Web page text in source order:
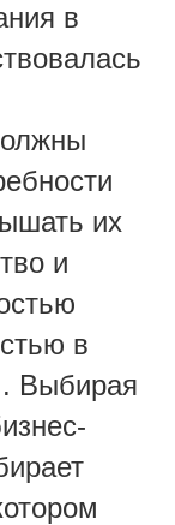
в
их
и
в
Выбирая